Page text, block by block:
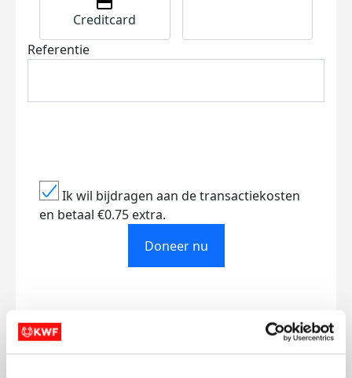
Creditcard
Referentie
Ik wil bijdragen aan de transactiekosten
en betaal €0.75 extra.
Doneer nu
Opgehaald Streefbedrag